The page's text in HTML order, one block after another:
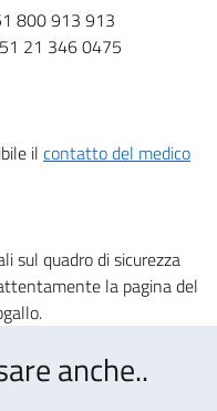
800 913 913
21 346 0475
il contatto del medico
sul quadro di sicurezza
la pagina del
anche..